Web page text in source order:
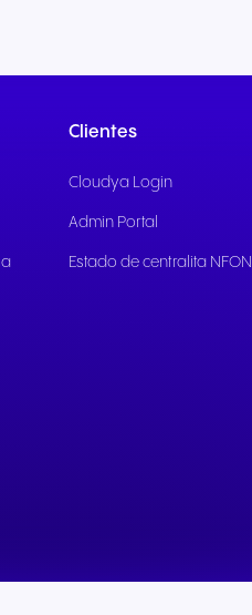
Clientes
Cloudya Login
Admin Portal
Estado de centralita NFON